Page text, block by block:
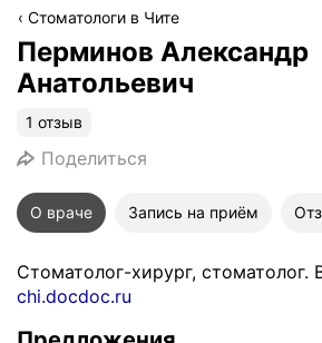
Стоматологи в Чите
Перминов Александр
Анатольевич
1 отзыв
Поделиться
О враче Запись на приём
Стоматолог-хирург, стоматолог.
chi.docdoc.ru